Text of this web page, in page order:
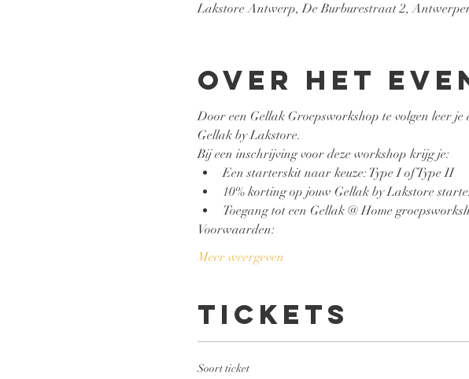
Lakstore Antwerp, De Burburestraat 2,
Over het
Door een Gellak Groepsworkshop te volgen leer
Gellak by Lakstore.
Bij een inschrijving voor deze workshop krijg je:
Een starterskit naar keuze: Type I of Type II
10% korting op jouw Gellak by Lakstore
Toegang tot een Gellak @ Home
Voorwaarden:
Meer weergeven
Tickets
Soort ticket